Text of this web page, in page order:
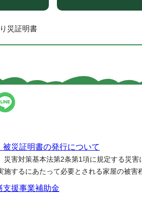
災証明書
被災証明書の発行について
災害対策基本法第2条第1項に規定する災
施するにあたって必要とされる家屋の被害
支援事業補助金